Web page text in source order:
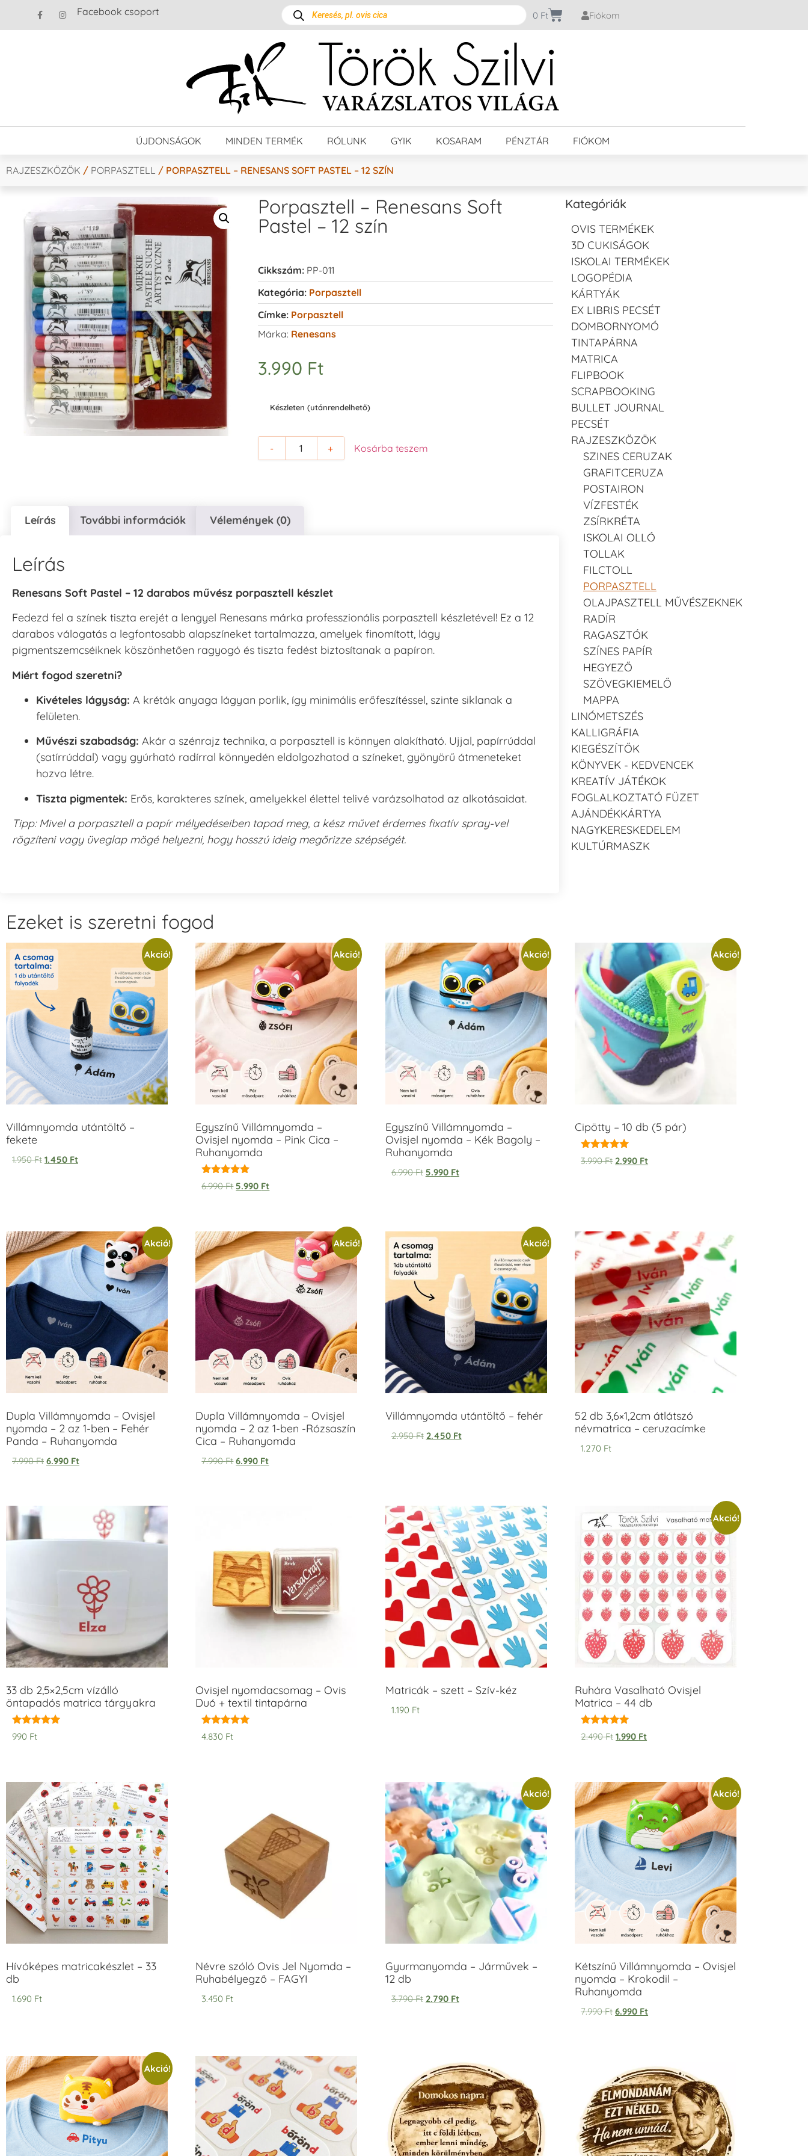
Facebook csoport 0 Ft Fiókom
ÚJDONSÁGOK MINDEN TERMÉK RÓLUNK GYIK KOSARAM PÉNZTÁR FIÓKOM
RAJZESZKÖZÖK / PORPASZTELL / PORPASZTELL – RENESANS SOFT PASTEL – 12 SZÍN
Porpasztell – Renesans Soft
Pastel – 12 szín
Cikkszám: PP-011
Kategória: Porpasztell
Címke: Porpasztell
Márka: Renesans
3.990 Ft
Készleten (utánrendelhető)
- + Kosárba teszem
Leírás További információk Vélemények (0)
Leírás
Renesans Soft Pastel – 12 darabos művész porpasztell készlet
Fedezd fel a színek tiszta erejét a lengyel Renesans márka professzionális porpasztell készletével! Ez a 12
darabos válogatás a legfontosabb alapszíneket tartalmazza, amelyek finomított, lágy
pigmentszemcséiknek köszönhetően ragyogó és tiszta fedést biztosítanak a papíron.
Miért fogod szeretni?
Kivételes lágyság: A kréták anyaga lágyan porlik, így minimális erőfeszítéssel, szinte siklanak a
felületen.
Művészi szabadság: Akár a szénrajz technika, a porpasztell is könnyen alakítható. Ujjal, papírrúddal
(satírrúddal) vagy gyúrható radírral könnyedén eldolgozhatod a színeket, gyönyörű átmeneteket
hozva létre.
Tiszta pigmentek: Erős, karakteres színek, amelyekkel élettel telivé varázsolhatod az alkotásaidat.
Tipp: Mivel a porpasztell a papír mélyedéseiben tapad meg, a kész művet érdemes fixatív spray-vel
rögzíteni vagy üveglap mögé helyezni, hogy hosszú ideig megőrizze szépségét.
Kategóriák
OVIS TERMÉKEK
3D CUKISÁGOK
ISKOLAI TERMÉKEK
LOGOPÉDIA
KÁRTYÁK
EX LIBRIS PECSÉT
DOMBORNYOMÓ
TINTAPÁRNA
MATRICA
FLIPBOOK
SCRAPBOOKING
BULLET JOURNAL
PECSÉT
RAJZESZKÖZÖK
SZINES CERUZAK
GRAFITCERUZA
POSTAIRON
VÍZFESTÉK
ZSÍRKRÉTA
ISKOLAI OLLÓ
TOLLAK
FILCTOLL
PORPASZTELL
OLAJPASZTELL MŰVÉSZEKNEK
RADÍR
RAGASZTÓK
SZÍNES PAPÍR
HEGYEZŐ
SZÖVEGKIEMELŐ
MAPPA
LINÓMETSZÉS
KALLIGRÁFIA
KIEGÉSZÍTŐK
KÖNYVEK - KEDVENCEK
KREATÍV JÁTÉKOK
FOGLALKOZTATÓ FÜZET
AJÁNDÉKKÁRTYA
NAGYKERESKEDELEM
KULTÚRMASZK
Ezeket is szeretni fogod
Akció!
Villámnyomda utántöltő –
fekete
1.950Ft 1.450 Ft
Akció!
Egyszínű Villámnyomda –
Ovisjel nyomda – Pink Cica –
Ruhanyomda
Értékelés:
5.00
6.990Ft 5.990 Ft
Akció!
Egyszínű Villámnyomda –
Ovisjel nyomda – Kék Bagoly –
Ruhanyomda
6.990Ft 5.990 Ft
Akció!
Cipötty – 10 db (5 pár)
Értékelés:
5.00
3.990Ft 2.990 Ft
Akció!
Dupla Villámnyomda – Ovisjel
nyomda – 2 az 1-ben – Fehér
Panda – Ruhanyomda
7.990Ft 6.990 Ft
Akció!
Dupla Villámnyomda – Ovisjel
nyomda – 2 az 1-ben -Rózsaszín
Cica – Ruhanyomda
7.990Ft 6.990 Ft
Akció!
Villámnyomda utántöltő – fehér
2.950Ft 2.450 Ft
52 db 3,6×1,2cm átlátszó
névmatrica – ceruzacímke
1.270 Ft
33 db 2,5×2,5cm vízálló
öntapadós matrica tárgyakra
Értékelés:
5.00
990 Ft
Ovisjel nyomdacsomag – Ovis
Duó + textil tintapárna
Értékelés:
5.00
4.830 Ft
Matricák – szett – Szív-kéz
1.190 Ft
Akció!
Ruhára Vasalható Ovisjel
Matrica – 44 db
Értékelés:
5.00
2.490Ft 1.990 Ft
Hívóképes matricakészlet – 33
db
1.690 Ft
Névre szóló Ovis Jel Nyomda –
Ruhabélyegző – FAGYI
3.450 Ft
Akció!
Gyurmanyomda – Járművek –
12 db
3.790Ft 2.790 Ft
Akció!
Kétszínű Villámnyomda – Ovisjel
nyomda – Krokodil –
Ruhanyomda
7.990Ft 6.990 Ft
Akció!